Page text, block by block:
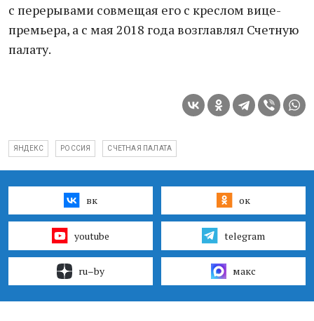
с перерывами совмещая его с креслом вице-
премьера, а с мая 2018 года возглавлял Счетную
палату.
ЯНДЕКС РОССИЯ СЧЕТНАЯ ПАЛАТА
вк ок
youtube telegram
ru–by макс